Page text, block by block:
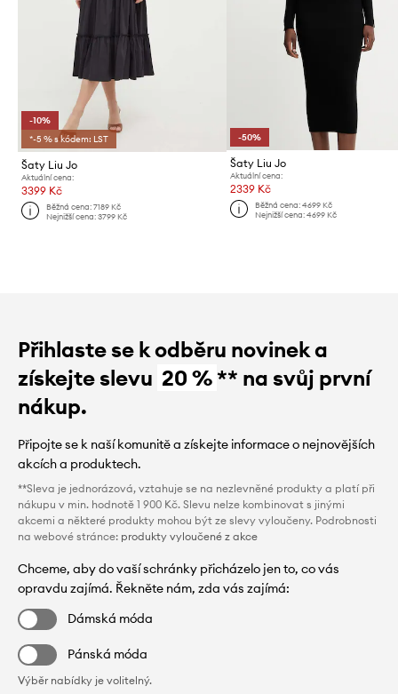
-10%
*-5 % s kódem: LST
Šaty Liu Jo
Aktuální cena:
3399 Kč
Běžná cena:7189 Kč
Nejnižší cena:3799 Kč
-50%
Šaty Liu Jo
Aktuální cena:
2339 Kč
Běžná cena: 4699 Kč
Nejnižší cena: 4699 Kč
Přihlaste se k odběru novinek a
získejte slevu 20 %** na svůj první
nákup.
Připojte se k naší komunitě a získejte informace o nejnovějších
akcích a produktech.
**Sleva je jednorázová, vztahuje se na nezlevněné produkty a platí při
nákupu v min. hodnotě 1 900 Kč. Slevu nelze kombinovat s jinými
akcemi a některé produkty mohou být ze slevy vyloučeny. Podrobnosti
na webové stránce: produkty vyloučené z akce
Chceme, aby do vaší schránky přicházelo jen to, co vás
opravdu zajímá. Řekněte nám, zda vás zajímá:
Dámská móda
Pánská móda
Výběr nabídky je volitelný.